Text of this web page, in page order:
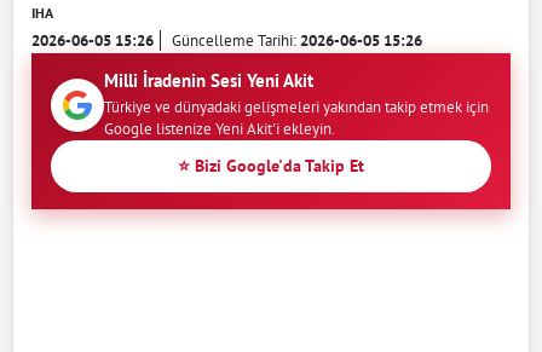
IHA
2026-06-05 15:26 Güncelleme Tarihi:2026-06-05 15:26
Milli İradenin Sesi Yeni Akit
Türkiye ve dünyadaki gelişmeleri yakından takip etmek için
Google listenize Yeni Akit'i ekleyin.
⭐ Bizi Google'da Takip Et